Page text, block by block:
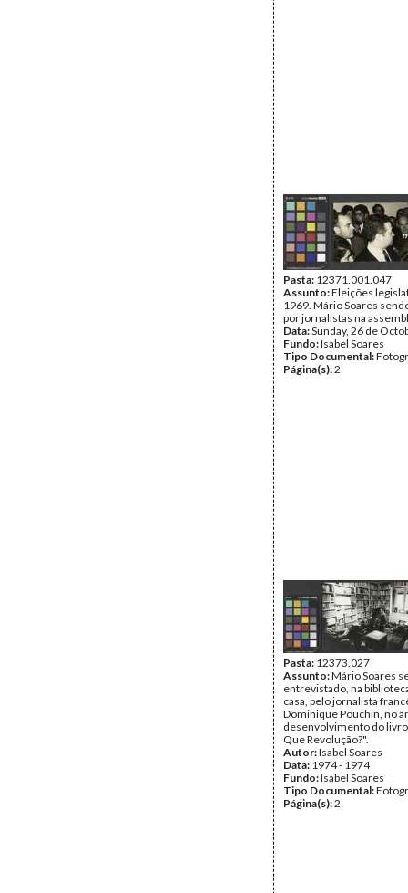
Pasta: 12371.001.047
Assunto:Eleições
1969. Mário Soares
por jornalistas na
Data:Sunday, 26 de
Fundo:Isabel Soares
Tipo Documental:
Página(s):2
Pasta: 12373.027
Assunto:Mário Soares
entrevistado, na
casa, pelo jornalista
Dominique Pouchin, no
desenvolvimento do
Que Revolução?".
Autor:Isabel Soares
Data: 1974 - 1974
Fundo:Isabel Soares
Tipo Documental:
Página(s):2